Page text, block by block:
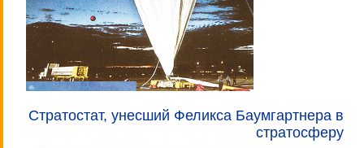
Стратостат, унесший Феликса Баумгартнера в
стратосферу